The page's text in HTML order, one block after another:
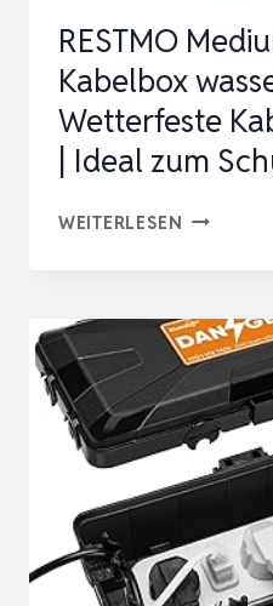
RESTMO
Kabelbox
Wetterfeste
| Ideal zum
WEITERLESEN RESTMO
KABELBOX
OUTDOOR
IDEAL
ZUM